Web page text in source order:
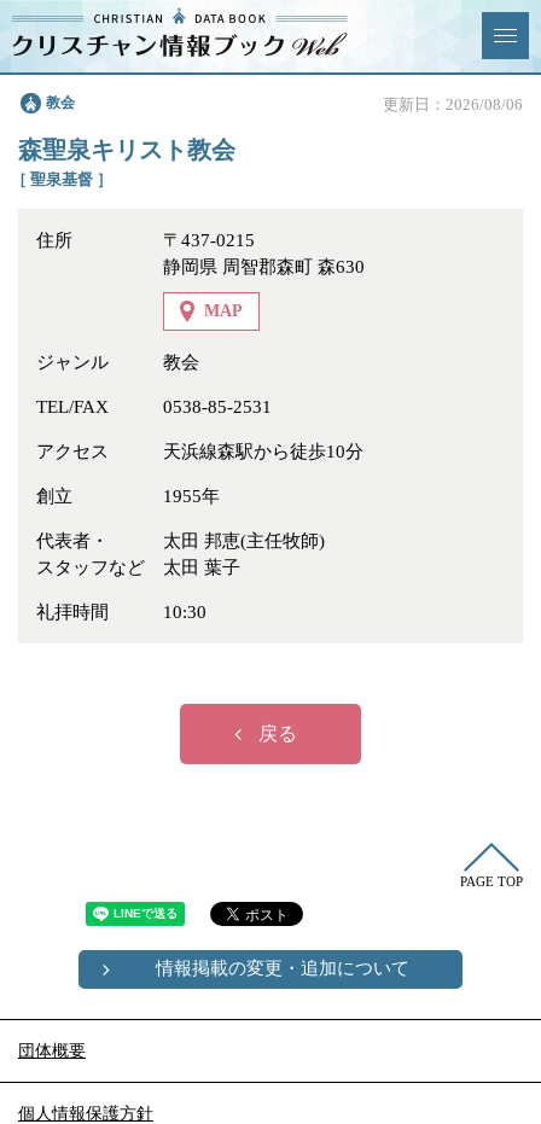
クリスチャン
情報ブックとは
News & Topics
よくあるご質問
教会 学校・幼稚園・神学校
特別集会奉仕者
冠婚葬祭 各種団体
教会 更新日：2026/08/06
森聖泉キリスト教会
［ 聖泉基督 ］
住所
〒437-0215
静岡県 周智郡森町 森630
MAP
ジャンル 教会
TEL/FAX 0538-85-2531
アクセス 天浜線森駅から徒歩10分
創立 1955年
代表者・
スタッフなど
太田 邦恵(主任牧師)
太田 葉子
礼拝時間 10:30
戻る
PAGE TOP
情報掲載の変更・追加について
団体概要
個人情報保護方針